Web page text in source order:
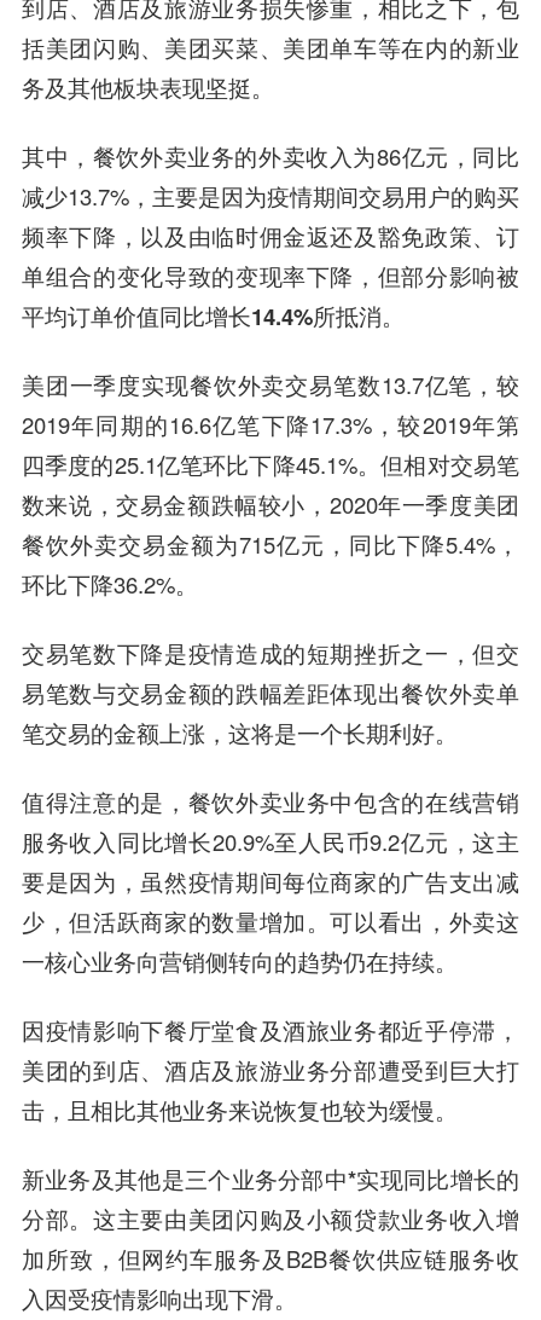
到店、酒店及旅游业务损失惨重，相比之下，包
括美团闪购、美团买菜、美团单车等在内的新业
务及其他板块表现坚挺。
其中，餐饮外卖业务的外卖收入为86亿元，同比
减少13.7%，主要是因为疫情期间交易用户的购买
频率下降，以及由临时佣金返还及豁免政策、订
单组合的变化导致的变现率下降， 但部分影响被
平均订单价值同比增长14.4%所抵消。
美团一季度实现餐饮外卖交易笔数13.7亿笔，较
2019年同期的16.6亿笔下降17.3%，较2019年第
四季度的25.1亿笔环比下降45.1%。但相对交易笔
数来说，交易金额跌幅较小，2020年一季度美团
餐饮外卖交易金额为715亿元，同比下降5.4%，
环比下降36.2%。
交易笔数下降是疫情造成的短期挫折之一，但交
易笔数与交易金额的跌幅差距体现出餐饮外卖单
笔交易的金额上涨，这将是一个长期利好。
值得注意的是，餐饮外卖业务中包含的在线营销
服务收入同比增长20.9%至人民币9.2亿元，这主
要是因为，虽然疫情期间每位商家的广告支出减
少，但活跃商家的数量增加。可以看出， 外卖这
一核心业务向营销侧转向的趋势仍在持续。
因疫情影响下餐厅堂食及酒旅业务都近乎停滞，
美团的到店、酒店及旅游业务分部遭受到巨大打
击，且相比其他业务来说恢复也较为缓慢。
新业务及其他是三个业务分部中*实现同比增长的
分部。 这主要由美团闪购及小额贷款业务收入增
加所致，但网约车服务及B2B餐饮供应链服务收
入因受疫情影响出现下滑。